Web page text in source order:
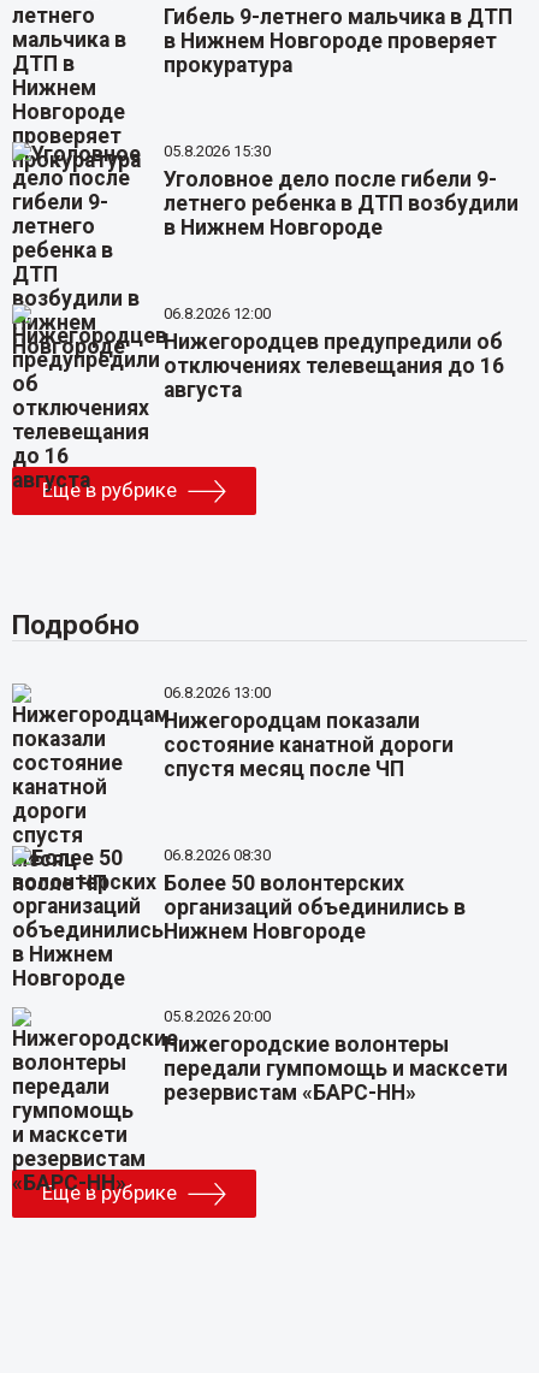
Гибель 9-летнего мальчика в ДТП
в Нижнем Новгороде проверяет
прокуратура
05.8.2026 15:30
Уголовное дело после гибели 9-
летнего ребенка в ДТП возбудили
в Нижнем Новгороде
06.8.2026 12:00
Нижегородцев предупредили об
отключениях телевещания до 16
августа
Еще в рубрике
Подробно
06.8.2026 13:00
Нижегородцам показали
состояние канатной дороги
спустя месяц после ЧП
06.8.2026 08:30
Более 50 волонтерских
организаций объединились в
Нижнем Новгороде
05.8.2026 20:00
Нижегородские волонтеры
передали гумпомощь и масксети
резервистам «БАРС-НН»
Еще в рубрике